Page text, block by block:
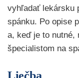
vyhľadať lekársku
spánku. Po opise
a, keď je to nutné,
špecialistom na